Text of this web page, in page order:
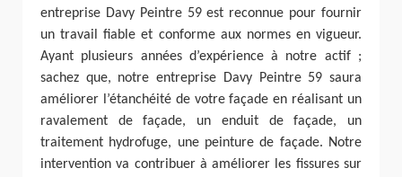
entreprise Davy Peintre 59 est reconnue pour fournir
un travail fiable et conforme aux normes en vigueur.
Ayant plusieurs années d’expérience à notre actif ;
sachez que, notre entreprise Davy Peintre 59 saura
améliorer l’étanchéité de votre façade en réalisant un
ravalement de façade, un enduit de façade, un
traitement hydrofuge, une peinture de façade. Notre
intervention va contribuer à améliorer les fissures sur